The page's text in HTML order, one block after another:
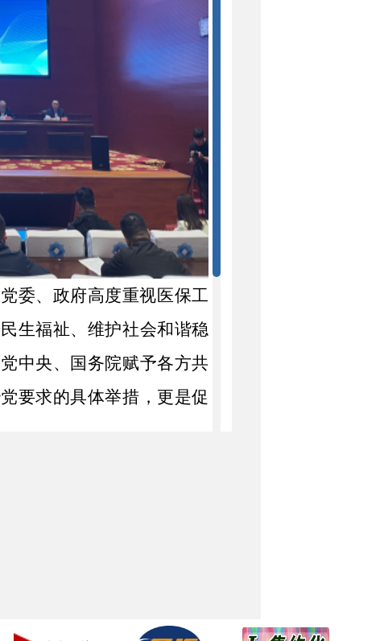
委、政府高度重视医保工
生福祉、维护社会和谐稳
中央、国务院赋予各方共
要求的具体举措，更是促
务院
、政治上、行动上同党中
护医保基金安全的重要意
真碰硬的工作作风，不断
处罚各类违法违规行为，